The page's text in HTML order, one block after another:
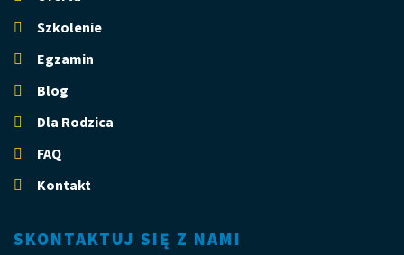
Szkolenie
Egzamin
Blog
Dla Rodzica
FAQ
Kontakt
SKONTAKTUJ SIĘ Z NAMI